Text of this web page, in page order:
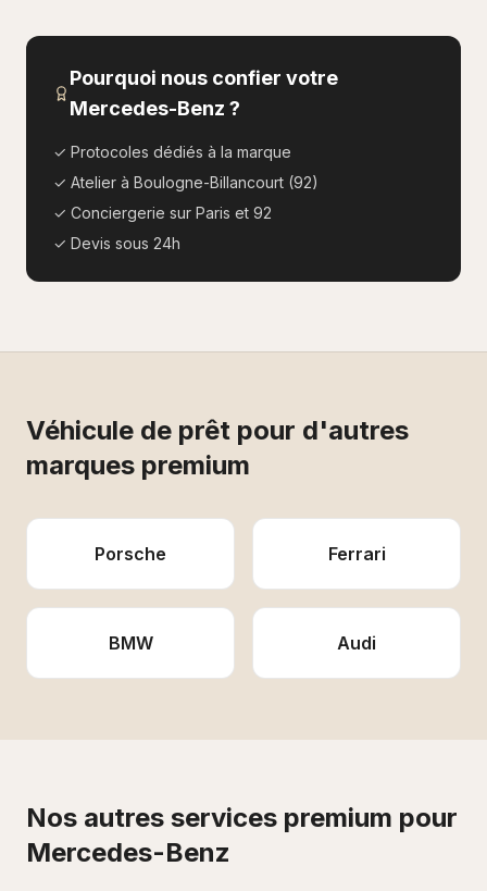
Pourquoi nous confier votre
Mercedes-Benz ?
✓ Protocoles dédiés à la marque
✓ Atelier à Boulogne-Billancourt (92)
✓ Conciergerie sur Paris et 92
✓ Devis sous 24h
Véhicule de prêt pour d'autres
marques premium
Porsche Ferrari
BMW Audi
Nos autres services premium pour
Mercedes-Benz